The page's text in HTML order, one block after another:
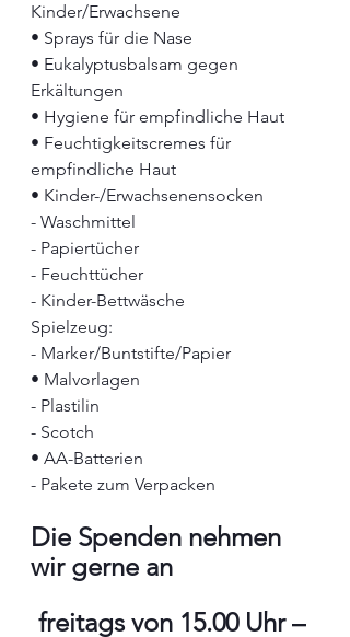
Kinder/Erwachsene
•⁠ ⁠Sprays für die Nase
•⁠ ⁠Eukalyptusbalsam gegen
Erkältungen
•⁠ ⁠Hygiene für empfindliche Haut
•⁠ ⁠Feuchtigkeitscremes für
empfindliche Haut
•⁠ ⁠Kinder-/Erwachsenensocken
- Waschmittel
- Papiertücher
- Feuchttücher
- Kinder-Bettwäsche
Spielzeug:
- Marker/Buntstifte/Papier
•⁠ ⁠Malvorlagen
- Plastilin
- Scotch
•⁠ ⁠AA-Batterien
- Pakete zum Verpacken
Die Spenden nehmen
wir gerne an
freitags von 15.00 Uhr –